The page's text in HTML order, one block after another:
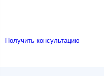
Получить консультацию